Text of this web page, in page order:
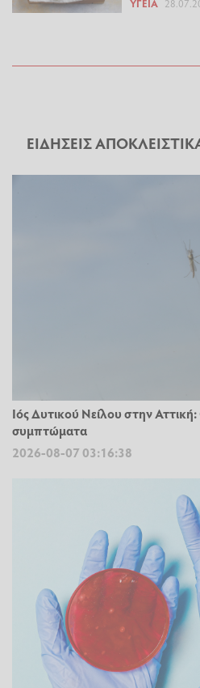
ΥΓΕΊΑ
ΕΙΔΗΣΕΙΣ
Ιός Δυτικού Νείλου στην Αττική:
συμπτώματα
2026-08-07 03:16:38